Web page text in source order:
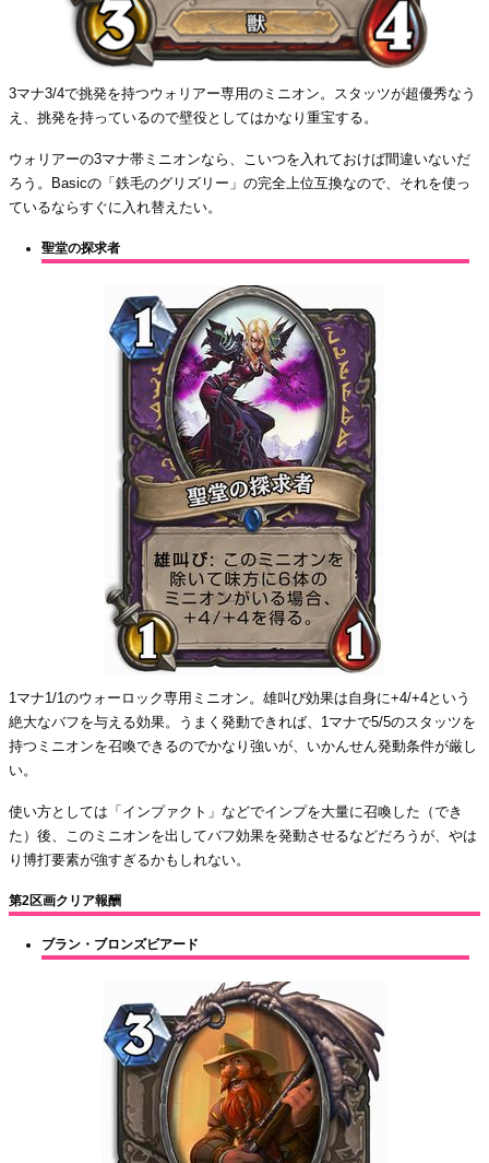
3マナ3/4で挑発を持つウォリアー専用のミニオン。スタッツが超優秀なう
え、挑発を持っているので壁役としてはかなり重宝する。
ウォリアーの3マナ帯ミニオンなら、こいつを入れておけば間違いないだ
ろう。Basicの「鉄毛のグリズリー」の完全上位互換なので、それを使っ
ているならすぐに入れ替えたい。
聖堂の探求者
1マナ1/1のウォーロック専用ミニオン。雄叫び効果は自身に+4/+4という
絶大なバフを与える効果。うまく発動できれば、1マナで5/5のスタッツを
持つミニオンを召喚できるのでかなり強いが、いかんせん発動条件が厳し
い。
使い方としては「インプァクト」などでインプを大量に召喚した（でき
た）後、このミニオンを出してバフ効果を発動させるなどだろうが、やは
り博打要素が強すぎるかもしれない。
第2区画クリア報酬
ブラン・ブロンズビアード